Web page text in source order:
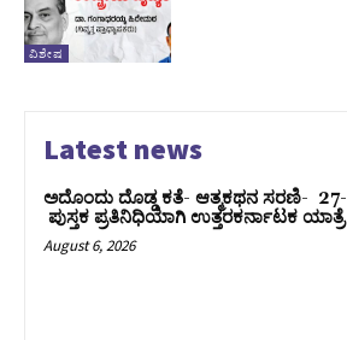
ವಿಶೇಷ
Latest news
ಅದೊಂದು ದೊಡ್ಡ ಕತೆ- ಆತ್ಮಕಥನ ಸರಣಿ- 27-
ಪುಸ್ತಕ ಪ್ರತಿನಿಧಿಯಾಗಿ ಉತ್ತರಕರ್ನಾಟಕ ಯಾತ್ರೆ
August 6, 2026